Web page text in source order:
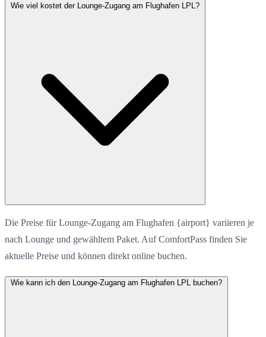
Wie viel kostet der Lounge-Zugang am Flughafen LPL?
Die Preise für Lounge-Zugang am Flughafen {airport} variieren je
nach Lounge und gewähltem Paket. Auf ComfortPass finden Sie
aktuelle Preise und können direkt online buchen.
Wie kann ich den Lounge-Zugang am Flughafen LPL buchen?